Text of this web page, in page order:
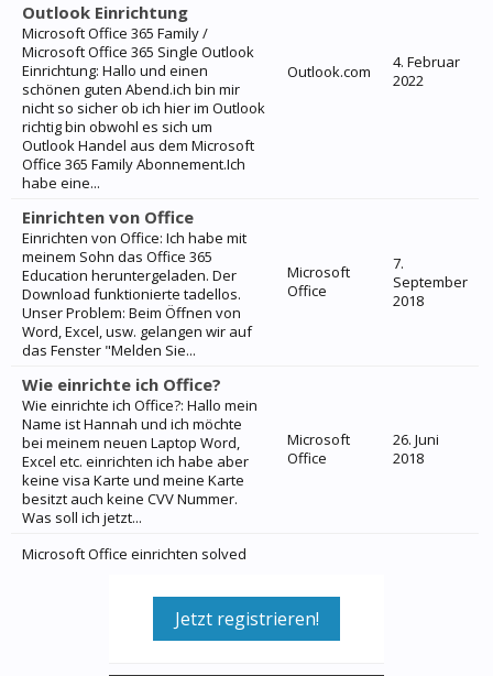
Outlook Einrichtung
Microsoft Office 365 Family /
Microsoft Office 365 Single Outlook
Einrichtung: Hallo und einen
schönen guten Abend.ich bin mir
nicht so sicher ob ich hier im Outlook
richtig bin obwohl es sich um
Outlook Handel aus dem Microsoft
Office 365 Family Abonnement.Ich
habe eine...
Outlook.com
4. Februar
2022
Einrichten von Office
Einrichten von Office: Ich habe mit
meinem Sohn das Office 365
Education heruntergeladen. Der
Download funktionierte tadellos.
Unser Problem: Beim Öffnen von
Word, Excel, usw. gelangen wir auf
das Fenster "Melden Sie...
Microsoft
Office
7.
September
2018
Wie einrichte ich Office?
Wie einrichte ich Office?: Hallo mein
Name ist Hannah und ich möchte
bei meinem neuen Laptop Word,
Excel etc. einrichten ich habe aber
keine visa Karte und meine Karte
besitzt auch keine CVV Nummer.
Was soll ich jetzt...
Microsoft
Office
26. Juni
2018
Microsoft Office einrichten solved
Jetzt registrieren!